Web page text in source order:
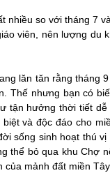
nhiều so với tháng 7
viên, nên lượng du
lăn tăn rằng tháng
Thế nhưng bạn có
tận hưởng thời tiết
và độc đáo cho
sống sinh hoạt thú
thể bỏ qua khu Chợ
của mảnh đất miền